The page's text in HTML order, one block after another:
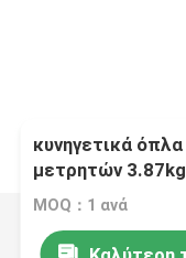
κυνηγετικά
μετρητών 3.87kg
MOQ：1 ανά